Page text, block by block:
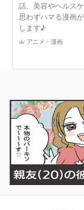
話、美容やヘルス
思わずハマる漫画
します♪
アニメ・漫画